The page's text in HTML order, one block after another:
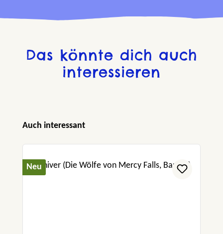
Das könnte dich auch
interessieren
Produktgalerie überspringen
Auch interessant
Neu